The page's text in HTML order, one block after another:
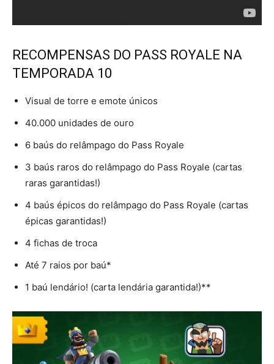
RECOMPENSAS DO PASS ROYALE NA
TEMPORADA 10
Visual de torre e emote únicos
40.000 unidades de ouro
6 baús do relâmpago do Pass Royale
3 baús raros do relâmpago do Pass Royale (cartas
raras garantidas!)
4 baús épicos do relâmpago do Pass Royale (cartas
épicas garantidas!)
4 fichas de troca
Até 7 raios por baú*
1 baú lendário! (carta lendária garantida!)**